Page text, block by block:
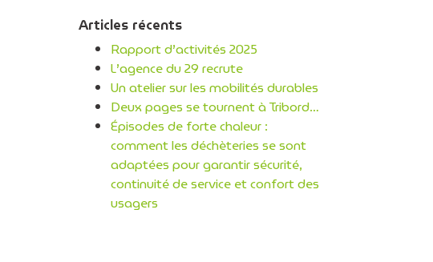
Articles récents
Rapport d’activités 2025
L’agence du 29 recrute
Un atelier sur les mobilités durables
Deux pages se tournent à Tribord…
Épisodes de forte chaleur :
comment les déchèteries se sont
adaptées pour garantir sécurité,
continuité de service et confort des
usagers